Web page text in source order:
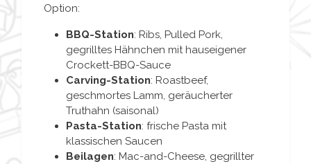
Option:
BBQ-Station: Ribs, Pulled Pork,
gegrilltes Hähnchen mit hauseigener
Crockett-BBQ-Sauce
Carving-Station: Roastbeef,
geschmortes Lamm, geräucherter
Truthahn (saisonal)
Pasta-Station: frische Pasta mit
klassischen Saucen
Beilagen: Mac-and-Cheese, gegrillter